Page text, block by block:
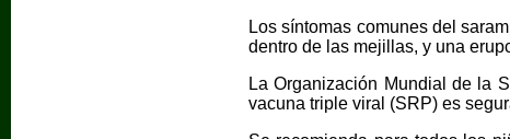
Los síntomas comunes del
dentro de las mejillas, y una
La Organización Mundial de la
vacuna triple viral (SRP) es